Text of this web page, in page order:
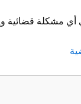
مشكلة قضائية